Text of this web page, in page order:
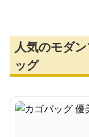
人気のモダ
ッグ